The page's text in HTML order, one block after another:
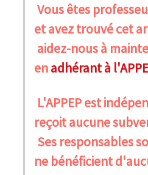
Vous êtes
et avez trouvé cet
aidez-nous à
enadhérant à
L'APPEP est
reçoit aucune
Ses responsables
ne bénéficient